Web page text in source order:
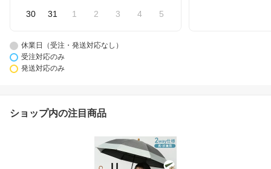
30 31 1 2 3 4 5
休業日（受注・発送対応なし）
受注対応のみ
発送対応のみ
ショップ内の注目商品